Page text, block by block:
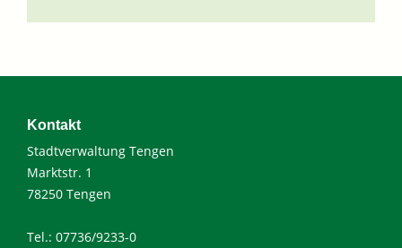
Kontakt
Stadtverwaltung Tengen
Marktstr. 1
78250 Tengen
Tel.: 07736/9233-0